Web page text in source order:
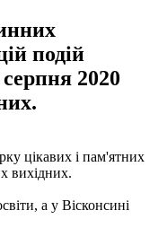
подій
2020
цікавих і пам'ятних
вихідних.
а у Вісконсині